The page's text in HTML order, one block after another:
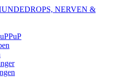
NERVEN &